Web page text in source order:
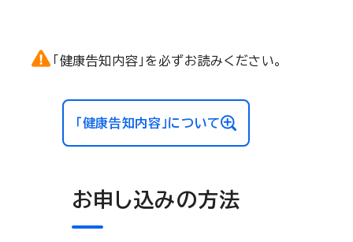
「健康告知内容」を必ずお読みください。
「健康告知内容」について
お申し込みの方法